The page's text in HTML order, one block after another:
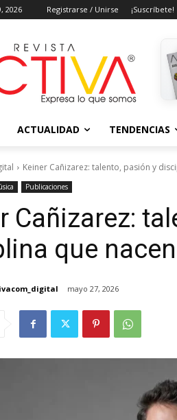
2026 Registrarse / Unirse ¡Suscríbete!
ACTUALIDAD TENDENCIAS
Keiner Cañizarez: talento, pasión y
Publicaciones
Cañizarez:
que
mayo 27, 2026